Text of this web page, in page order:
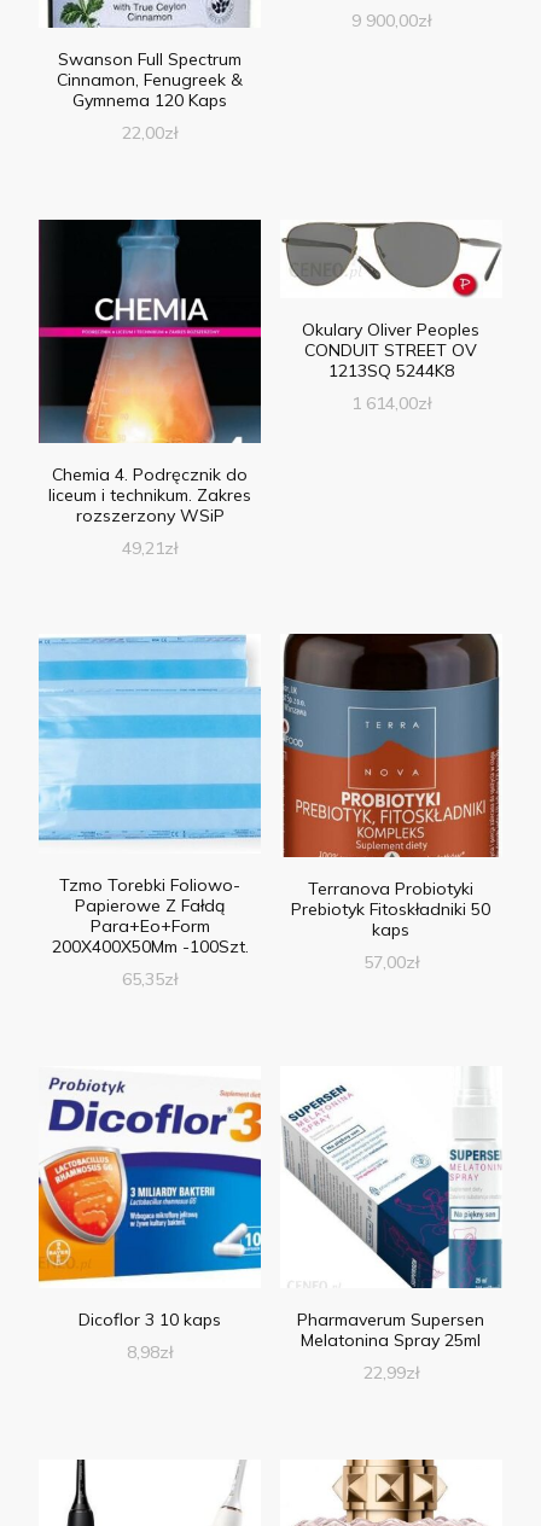
Swanson Full Spectrum
Cinnamon, Fenugreek &
Gymnema 120 Kaps
22,00zł
9 900,00zł
Chemia 4. Podręcznik do
liceum i technikum. Zakres
rozszerzony WSiP
49,21zł
Okulary Oliver Peoples
CONDUIT STREET OV
1213SQ 5244K8
1 614,00zł
Tzmo Torebki Foliowo-
Papierowe Z Fałdą
Para+Eo+Form
200X400X50Mm -100Szt.
65,35zł
Terranova Probiotyki
Prebiotyk Fitoskładniki 50
kaps
57,00zł
Dicoflor 3 10 kaps
8,98zł
Pharmaverum Supersen
Melatonina Spray 25ml
22,99zł